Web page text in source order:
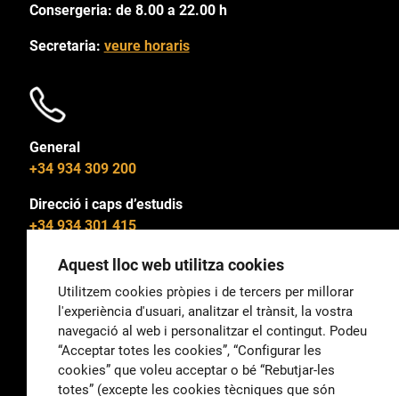
Consergeria: de 8.00 a 22.00 h
Secretaria: veure horaris
General
+34 934 309 200
Direcció i caps d’estudis
+34 934 301 415
General
correu@escoladeltreball.org
Informació
Aquest lloc web utilitza cookies
Utilitzem cookies pròpies i de tercers per millorar
l'experiència d'usuari, analitzar el trànsit, la vostra
navegació al web i personalitzar el contingut. Podeu
“Acceptar totes les cookies”, “Configurar les
cookies” que voleu acceptar o bé “Rebutjar-les
totes” (excepte les cookies tècniques que són